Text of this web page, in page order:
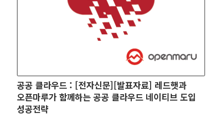
공공 클라우드 : [전자신문][발표자료] 레드햇과
오픈마루가 함께하는 공공 클라우드 네이티브 도입
성공전략